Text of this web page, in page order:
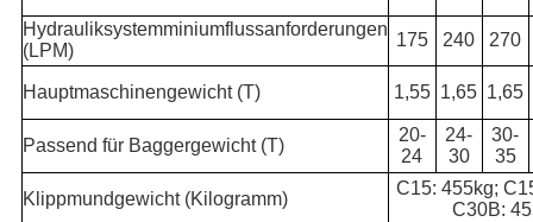
Hydrauliksystemminiumflussanforderungen
(LPM)
175 240 270
Hauptmaschinengewicht (T) 1,55 1,65 1,65
Passend für Baggergewicht (T)
20-
24
24-
30
30-
35
Klippmundgewicht (Kilogramm)
C15: 455kg;
C30B: